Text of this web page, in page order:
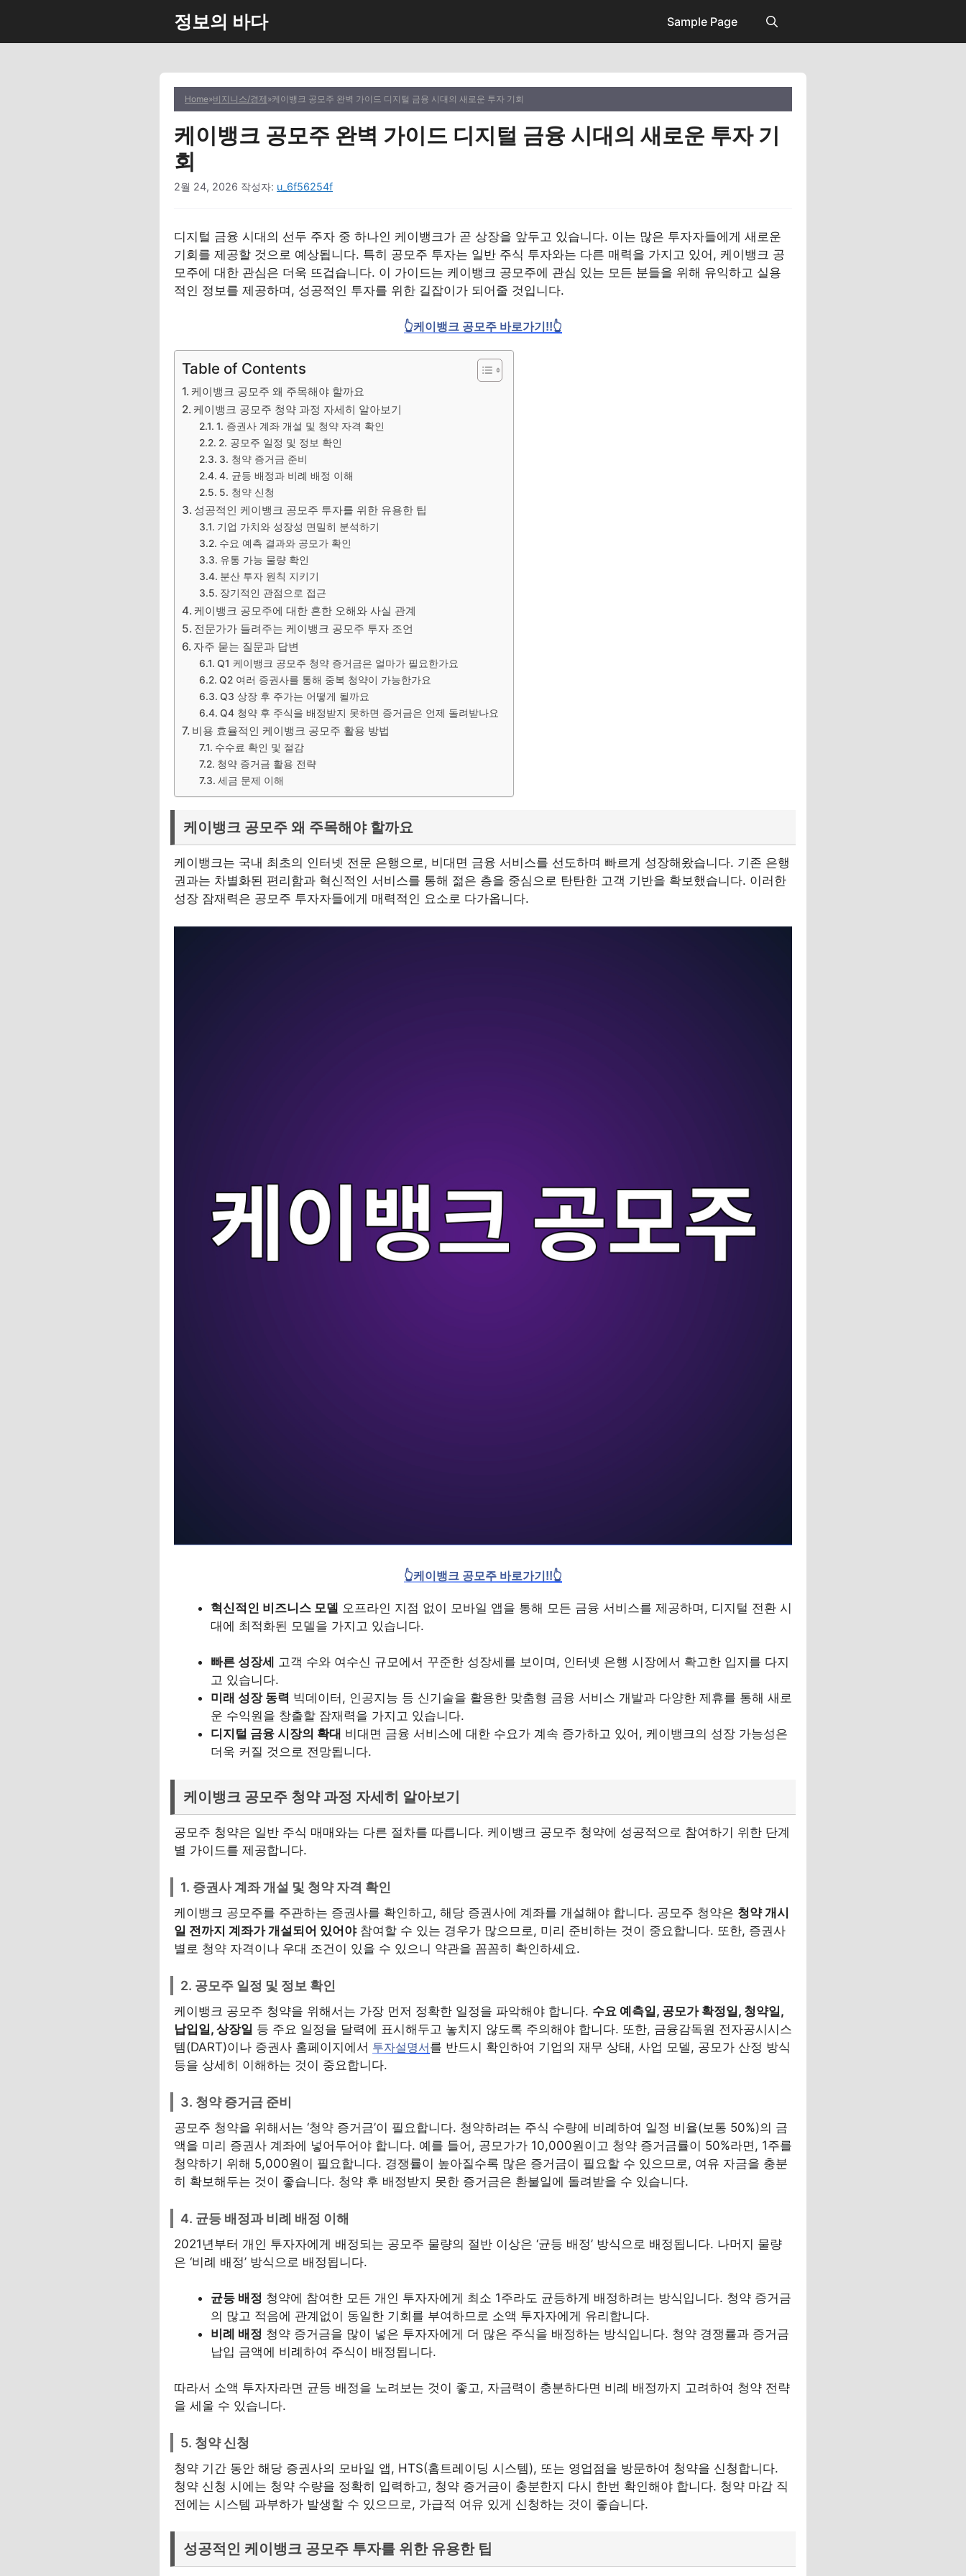
츠
정보의 바다 Sample Page
Home»비지니스/경제 »케이뱅크 공모주 완벽 가이드 디지털 금융 시대의 새로운 투자 기회
케이뱅크 공모주 완벽 가이드 디지털 금융 시대의 새로운 투자 기
회
2월 24, 2026 작성자: u_6f56254f
디지털 금융 시대의 선두 주자 중 하나인 케이뱅크가 곧 상장을 앞두고 있습니다. 이는 많은 투자자들에게 새로운
기회를 제공할 것으로 예상됩니다. 특히 공모주 투자는 일반 주식 투자와는 다른 매력을 가지고 있어, 케이뱅크 공
모주에 대한 관심은 더욱 뜨겁습니다. 이 가이드는 케이뱅크 공모주에 관심 있는 모든 분들을 위해 유익하고 실용
적인 정보를 제공하며, 성공적인 투자를 위한 길잡이가 되어줄 것입니다.
👆케이뱅크 공모주 바로가기!!👆
Table of Contents
케이뱅크 공모주 왜 주목해야 할까요
케이뱅크 공모주 청약 과정 자세히 알아보기
1. 증권사 계좌 개설 및 청약 자격 확인
2. 공모주 일정 및 정보 확인
3. 청약 증거금 준비
4. 균등 배정과 비례 배정 이해
5. 청약 신청
성공적인 케이뱅크 공모주 투자를 위한 유용한 팁
기업 가치와 성장성 면밀히 분석하기
수요 예측 결과와 공모가 확인
유통 가능 물량 확인
분산 투자 원칙 지키기
장기적인 관점으로 접근
케이뱅크 공모주에 대한 흔한 오해와 사실 관계
전문가가 들려주는 케이뱅크 공모주 투자 조언
자주 묻는 질문과 답변
Q1 케이뱅크 공모주 청약 증거금은 얼마가 필요한가요
Q2 여러 증권사를 통해 중복 청약이 가능한가요
Q3 상장 후 주가는 어떻게 될까요
Q4 청약 후 주식을 배정받지 못하면 증거금은 언제 돌려받나요
비용 효율적인 케이뱅크 공모주 활용 방법
수수료 확인 및 절감
청약 증거금 활용 전략
세금 문제 이해
케이뱅크 공모주 왜 주목해야 할까요
케이뱅크는 국내 최초의 인터넷 전문 은행으로, 비대면 금융 서비스를 선도하며 빠르게 성장해왔습니다. 기존 은행
권과는 차별화된 편리함과 혁신적인 서비스를 통해 젊은 층을 중심으로 탄탄한 고객 기반을 확보했습니다. 이러한
성장 잠재력은 공모주 투자자들에게 매력적인 요소로 다가옵니다.
👆케이뱅크 공모주 바로가기!!👆
혁신적인 비즈니스 모델 오프라인 지점 없이 모바일 앱을 통해 모든 금융 서비스를 제공하며, 디지털 전환 시
대에 최적화된 모델을 가지고 있습니다.
빠른 성장세 고객 수와 여수신 규모에서 꾸준한 성장세를 보이며, 인터넷 은행 시장에서 확고한 입지를 다지
고 있습니다.
미래 성장 동력 빅데이터, 인공지능 등 신기술을 활용한 맞춤형 금융 서비스 개발과 다양한 제휴를 통해 새로
운 수익원을 창출할 잠재력을 가지고 있습니다.
디지털 금융 시장의 확대 비대면 금융 서비스에 대한 수요가 계속 증가하고 있어, 케이뱅크의 성장 가능성은
더욱 커질 것으로 전망됩니다.
케이뱅크 공모주 청약 과정 자세히 알아보기
공모주 청약은 일반 주식 매매와는 다른 절차를 따릅니다. 케이뱅크 공모주 청약에 성공적으로 참여하기 위한 단계
별 가이드를 제공합니다.
1. 증권사 계좌 개설 및 청약 자격 확인
케이뱅크 공모주를 주관하는 증권사를 확인하고, 해당 증권사에 계좌를 개설해야 합니다. 공모주 청약은 청약 개시
일 전까지 계좌가 개설되어 있어야참여할 수 있는 경우가 많으므로, 미리 준비하는 것이 중요합니다. 또한, 증권사
별로 청약 자격이나 우대 조건이 있을 수 있으니 약관을 꼼꼼히 확인하세요.
2. 공모주 일정 및 정보 확인
케이뱅크 공모주 청약을 위해서는 가장 먼저 정확한 일정을 파악해야 합니다. 수요 예측일, 공모가 확정일, 청약일,
납입일, 상장일 등 주요 일정을 달력에 표시해두고 놓치지 않도록 주의해야 합니다. 또한, 금융감독원 전자공시시스
템(DART)이나 증권사 홈페이지에서 투자설명서 를 반드시 확인하여 기업의 재무 상태, 사업 모델, 공모가 산정 방식
등을 상세히 이해하는 것이 중요합니다.
3. 청약 증거금 준비
공모주 청약을 위해서는 ‘청약 증거금’이 필요합니다. 청약하려는 주식 수량에 비례하여 일정 비율(보통 50%)의 금
액을 미리 증권사 계좌에 넣어두어야 합니다. 예를 들어, 공모가가 10,000원이고 청약 증거금률이 50%라면, 1주를
청약하기 위해 5,000원이 필요합니다. 경쟁률이 높아질수록 많은 증거금이 필요할 수 있으므로, 여유 자금을 충분
히 확보해두는 것이 좋습니다. 청약 후 배정받지 못한 증거금은 환불일에 돌려받을 수 있습니다.
4. 균등 배정과 비례 배정 이해
2021년부터 개인 투자자에게 배정되는 공모주 물량의 절반 이상은 ‘균등 배정’ 방식으로 배정됩니다. 나머지 물량
은 ‘비례 배정’ 방식으로 배정됩니다.
균등 배정 청약에 참여한 모든 개인 투자자에게 최소 1주라도 균등하게 배정하려는 방식입니다. 청약 증거금
의 많고 적음에 관계없이 동일한 기회를 부여하므로 소액 투자자에게 유리합니다.
비례 배정 청약 증거금을 많이 넣은 투자자에게 더 많은 주식을 배정하는 방식입니다. 청약 경쟁률과 증거금
납입 금액에 비례하여 주식이 배정됩니다.
따라서 소액 투자자라면 균등 배정을 노려보는 것이 좋고, 자금력이 충분하다면 비례 배정까지 고려하여 청약 전략
을 세울 수 있습니다.
5. 청약 신청
청약 기간 동안 해당 증권사의 모바일 앱, HTS(홈트레이딩 시스템), 또는 영업점을 방문하여 청약을 신청합니다.
청약 신청 시에는 청약 수량을 정확히 입력하고, 청약 증거금이 충분한지 다시 한번 확인해야 합니다. 청약 마감 직
전에는 시스템 과부하가 발생할 수 있으므로, 가급적 여유 있게 신청하는 것이 좋습니다.
성공적인 케이뱅크 공모주 투자를 위한 유용한 팁